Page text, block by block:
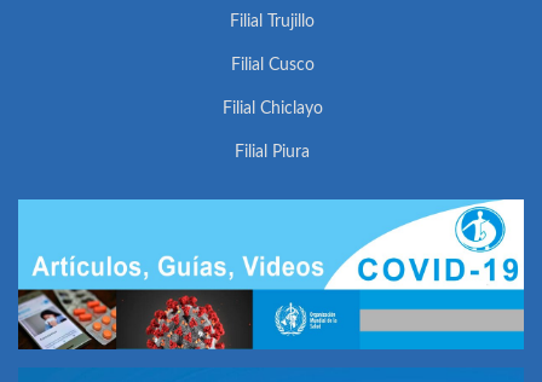
Filial Trujillo
Filial Cusco
Filial Chiclayo
Filial Piura